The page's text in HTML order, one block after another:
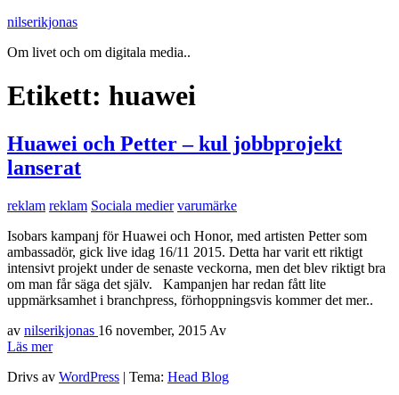
nilserikjonas
Om livet och om digitala media..
Etikett: huawei
Huawei och Petter – kul jobbprojekt
lanserat
reklam reklam Sociala medier varumärke
Isobars kampanj för Huawei och Honor, med artisten Petter som
ambassadör, gick live idag 16/11 2015. Detta har varit ett riktigt
intensivt projekt under de senaste veckorna, men det blev riktigt bra
om man får säga det själv. Kampanjen har redan fått lite
uppmärksamhet i branchpress, förhoppningsvis kommer det mer..
av nilserikjonas 16 november, 2015 Av
Läs mer
Drivs av WordPress | Tema: Head Blog